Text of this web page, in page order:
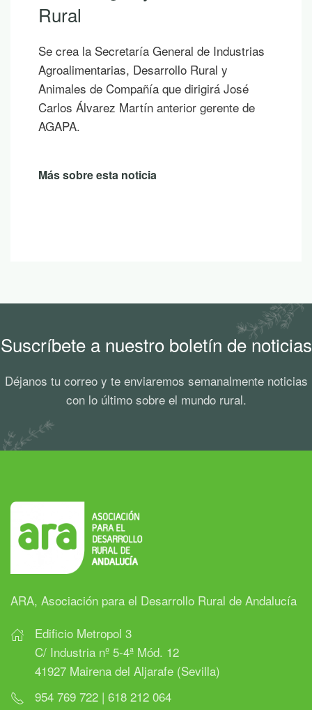
Rural
Se crea la Secretaría General de Industrias
Agroalimentarias, Desarrollo Rural y
Animales de Compañía que dirigirá José
Carlos Álvarez Martín anterior gerente de
AGAPA.
Más sobre esta noticia
Suscríbete a nuestro boletín de noticias
Déjanos tu correo y te enviaremos semanalmente noticias
con lo último sobre el mundo rural.
ARA, Asociación para el Desarrollo Rural de Andalucía
Edificio Metropol 3
C/ Industria nº 5-4ª Mód. 12
41927 Mairena del Aljarafe (Sevilla)
954 769 722 | 618 212 064